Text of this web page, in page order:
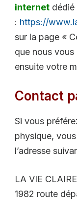
internet dédié
: https://
sur la page «
que nous vous
ensuite votre
Contact
Si vous
physique,
l’adresse
LA VIE CLAIRE
1982 route